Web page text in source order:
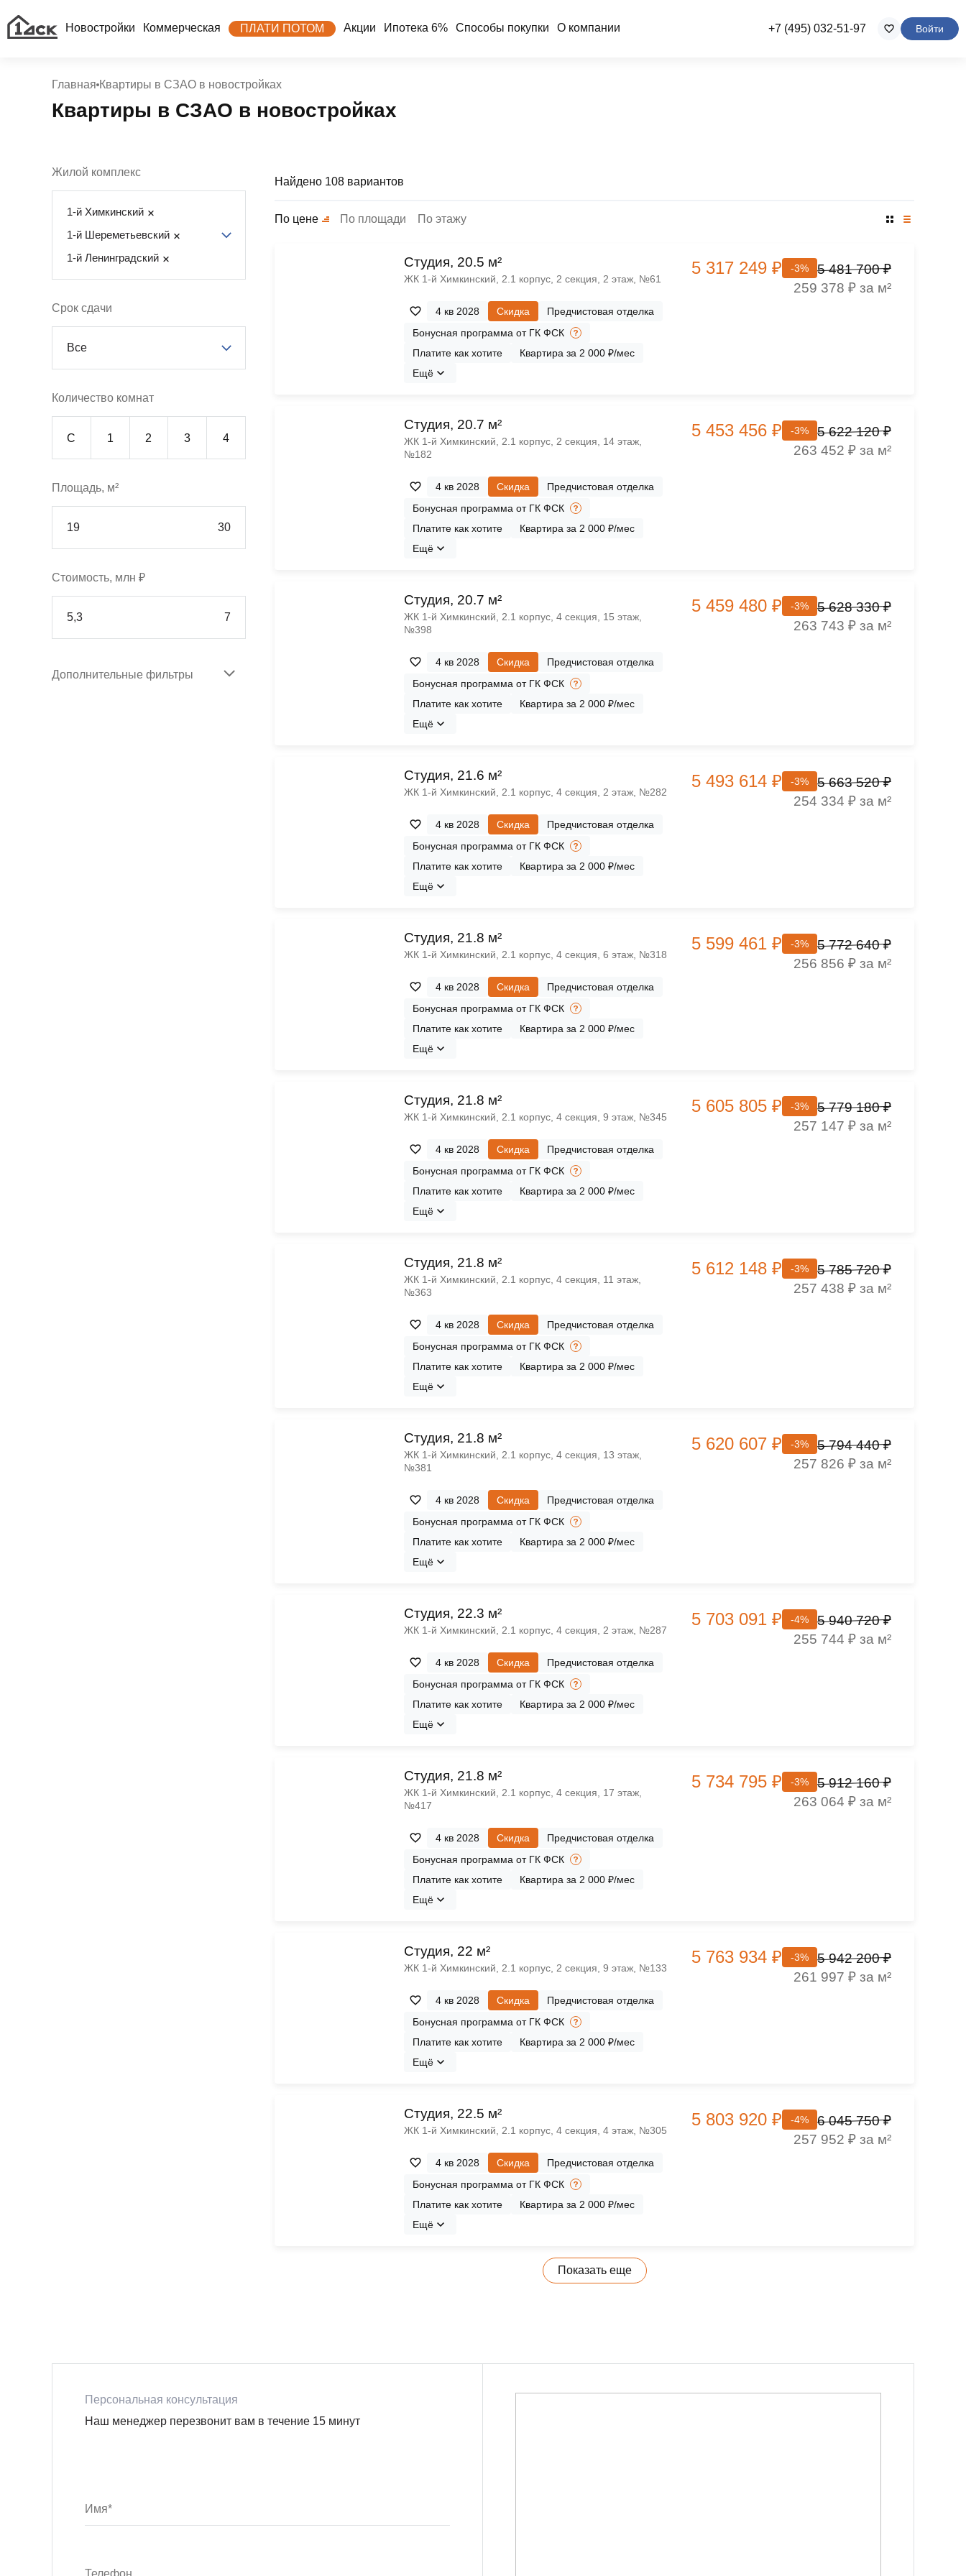
Новостройки Коммерческая ПЛАТИ ПОТОМ Акции Ипотека 6% Способы покупки О компании +7 (495) 032-51-97 Войти
Главная Квартиры в СЗАО в новостройках
Квартиры в СЗАО в новостройках
Жилой комплекс
1-й Химкинский
1-й Шереметьевский
1-й Ленинградский
Срок сдачи
Все
Количество комнат
С 1 2 3 4
Площадь, м²
Стоимость, млн ₽
Дополнительные фильтры
Найдено 108 вариантов
По цене По площади По этажу
Cтудия, 20.5 м²
ЖК 1‑й Химкинский, 2.1 корпус, 2 секция, 2 этаж, №61
4 кв 2028 Скидка
Предчистовая отделка
Бонусная программа от ГК ФСК
Платите как хотите
Квартира за 2 000 ₽/мес
Ещё
5 317 249 ₽ -3%
5 481 700 ₽
259 378 ₽ за м²
Cтудия, 20.7 м²
ЖК 1‑й Химкинский, 2.1 корпус, 2 секция, 14 этаж,
№182
4 кв 2028 Скидка
Предчистовая отделка
Бонусная программа от ГК ФСК
Платите как хотите
Квартира за 2 000 ₽/мес
Ещё
5 453 456 ₽ -3%
5 622 120 ₽
263 452 ₽ за м²
Cтудия, 20.7 м²
ЖК 1‑й Химкинский, 2.1 корпус, 4 секция, 15 этаж,
№398
4 кв 2028 Скидка
Предчистовая отделка
Бонусная программа от ГК ФСК
Платите как хотите
Квартира за 2 000 ₽/мес
Ещё
5 459 480 ₽ -3%
5 628 330 ₽
263 743 ₽ за м²
Cтудия, 21.6 м²
ЖК 1‑й Химкинский, 2.1 корпус, 4 секция, 2 этаж, №282
4 кв 2028 Скидка
Предчистовая отделка
Бонусная программа от ГК ФСК
Платите как хотите
Квартира за 2 000 ₽/мес
Ещё
5 493 614 ₽ -3%
5 663 520 ₽
254 334 ₽ за м²
Cтудия, 21.8 м²
ЖК 1‑й Химкинский, 2.1 корпус, 4 секция, 6 этаж, №318
4 кв 2028 Скидка
Предчистовая отделка
Бонусная программа от ГК ФСК
Платите как хотите
Квартира за 2 000 ₽/мес
Ещё
5 599 461 ₽ -3%
5 772 640 ₽
256 856 ₽ за м²
Cтудия, 21.8 м²
ЖК 1‑й Химкинский, 2.1 корпус, 4 секция, 9 этаж, №345
4 кв 2028 Скидка
Предчистовая отделка
Бонусная программа от ГК ФСК
Платите как хотите
Квартира за 2 000 ₽/мес
Ещё
5 605 805 ₽ -3%
5 779 180 ₽
257 147 ₽ за м²
Cтудия, 21.8 м²
ЖК 1‑й Химкинский, 2.1 корпус, 4 секция, 11 этаж,
№363
4 кв 2028 Скидка
Предчистовая отделка
Бонусная программа от ГК ФСК
Платите как хотите
Квартира за 2 000 ₽/мес
Ещё
5 612 148 ₽ -3%
5 785 720 ₽
257 438 ₽ за м²
Cтудия, 21.8 м²
ЖК 1‑й Химкинский, 2.1 корпус, 4 секция, 13 этаж,
№381
4 кв 2028 Скидка
Предчистовая отделка
Бонусная программа от ГК ФСК
Платите как хотите
Квартира за 2 000 ₽/мес
Ещё
5 620 607 ₽ -3%
5 794 440 ₽
257 826 ₽ за м²
Cтудия, 22.3 м²
ЖК 1‑й Химкинский, 2.1 корпус, 4 секция, 2 этаж, №287
4 кв 2028 Скидка
Предчистовая отделка
Бонусная программа от ГК ФСК
Платите как хотите
Квартира за 2 000 ₽/мес
Ещё
5 703 091 ₽ -4%
5 940 720 ₽
255 744 ₽ за м²
Cтудия, 21.8 м²
ЖК 1‑й Химкинский, 2.1 корпус, 4 секция, 17 этаж,
№417
4 кв 2028 Скидка
Предчистовая отделка
Бонусная программа от ГК ФСК
Платите как хотите
Квартира за 2 000 ₽/мес
Ещё
5 734 795 ₽ -3%
5 912 160 ₽
263 064 ₽ за м²
Cтудия, 22 м²
ЖК 1‑й Химкинский, 2.1 корпус, 2 секция, 9 этаж, №133
4 кв 2028 Скидка
Предчистовая отделка
Бонусная программа от ГК ФСК
Платите как хотите
Квартира за 2 000 ₽/мес
Ещё
5 763 934 ₽ -3%
5 942 200 ₽
261 997 ₽ за м²
Cтудия, 22.5 м²
ЖК 1‑й Химкинский, 2.1 корпус, 4 секция, 4 этаж, №305
4 кв 2028 Скидка
Предчистовая отделка
Бонусная программа от ГК ФСК
Платите как хотите
Квартира за 2 000 ₽/мес
Ещё
5 803 920 ₽ -4%
6 045 750 ₽
257 952 ₽ за м²
Показать еще
Персональная консультация
Наш менеджер перезвонит вам в течение 15 минут